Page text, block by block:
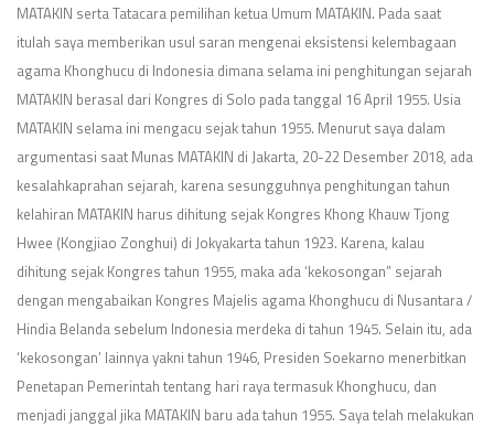
MATAKIN serta Tatacara pemilihan ketua Umum MATAKIN. Pada saat
itulah saya memberikan usul saran mengenai eksistensi kelembagaan
agama Khonghucu di Indonesia dimana selama ini penghitungan sejarah
MATAKIN berasal dari Kongres di Solo pada tanggal 16 April 1955. Usia
MATAKIN selama ini mengacu sejak tahun 1955. Menurut saya dalam
argumentasi saat Munas MATAKIN di Jakarta, 20-22 Desember 2018, ada
kesalahkaprahan sejarah, karena sesungguhnya penghitungan tahun
kelahiran MATAKIN harus dihitung sejak Kongres Khong Khauw Tjong
Hwee (Kongjiao Zonghui) di Jokyakarta tahun 1923. Karena, kalau
dihitung sejak Kongres tahun 1955, maka ada ‘kekosongan” sejarah
dengan mengabaikan Kongres Majelis agama Khonghucu di Nusantara /
Hindia Belanda sebelum Indonesia merdeka di tahun 1945. Selain itu, ada
‘kekosongan’ lainnya yakni tahun 1946, Presiden Soekarno menerbitkan
Penetapan Pemerintah tentang hari raya termasuk Khonghucu, dan
menjadi janggal jika MATAKIN baru ada tahun 1955. Saya telah melakukan